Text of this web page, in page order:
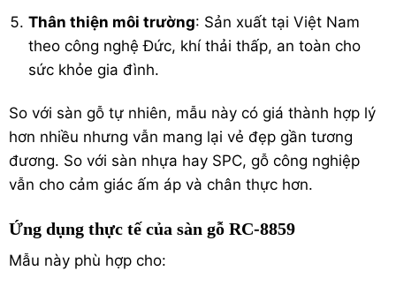
Thân thiện môi trường: Sản xuất tại Việt Nam
theo công nghệ Đức, khí thải thấp, an toàn cho
sức khỏe gia đình.
So với sàn gỗ tự nhiên, mẫu này có giá thành hợp lý
hơn nhiều nhưng vẫn mang lại vẻ đẹp gần tương
đương. So với sàn nhựa hay SPC, gỗ công nghiệp
vẫn cho cảm giác ấm áp và chân thực hơn.
Ứng dụng thực tế của sàn gỗ RC-8859
Mẫu này phù hợp cho: